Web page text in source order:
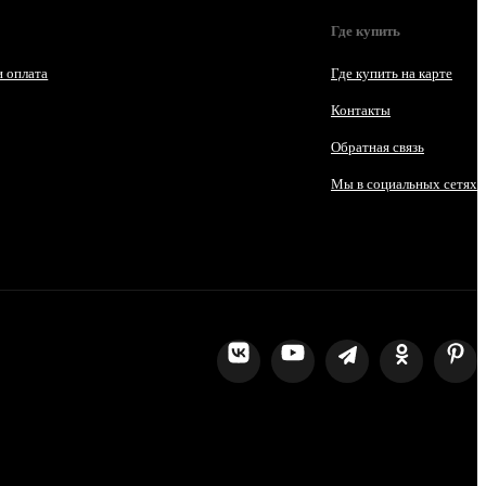
оплата
Где купить
Где купить на карте
Контакты
Обратная связь
Мы в социальных сетях